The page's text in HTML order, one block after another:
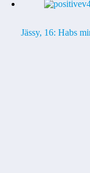
Jässy, 16: Habs